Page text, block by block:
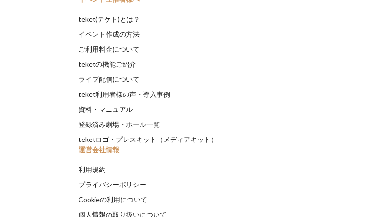
teket(テケト)とは？
イベント作成の方法
ご利用料金について
teketの機能ご紹介
ライブ配信について
teket利用者様の声・導入事例
資料・マニュアル
登録済み劇場・ホール一覧
teketロゴ・プレスキット（メディアキット）
運営会社情報
利用規約
プライバシーポリシー
Cookieの利用について
個人情報の取り扱いについて